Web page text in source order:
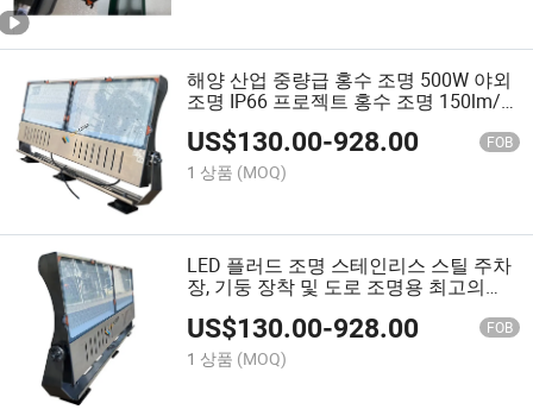
해양 산업 중량급 홍수 조명 500W 야외
조명 IP66 프로젝트 홍수 조명 150lm/W
고출력 LED 홍수 조명 CCT 13000K
US$130.00-928.00 FOB
1 상품 (MOQ)
LED 플러드 조명 스테인리스 스틸 주차
장, 기둥 장착 및 도로 조명용 최고의
500W 100-277V AC 6500K LED 플러드
라이트
US$130.00-928.00 FOB
1 상품 (MOQ)